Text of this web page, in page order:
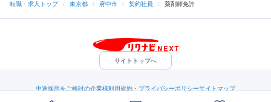
転職・求人トップ / 東京都 / 府中市 / 契約社員 / 薬剤師免許
サイトトップへ
中途採用をご検討の企業様利用規約・プライバシーポリシーサイトマップ